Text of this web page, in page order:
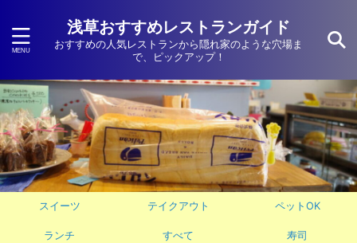
浅草おすすめレストランガイド
おすすめの人気レストランから隠れ家のような穴場ま
で、ピックアップ！
スイーツ テイクアウト ペットOK
ランチ すべて 寿司